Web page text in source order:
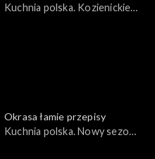
Kuchnia polska. Kozienickie
Okrasa łamie przepisy
Kuchnia polska. Nowy sezon